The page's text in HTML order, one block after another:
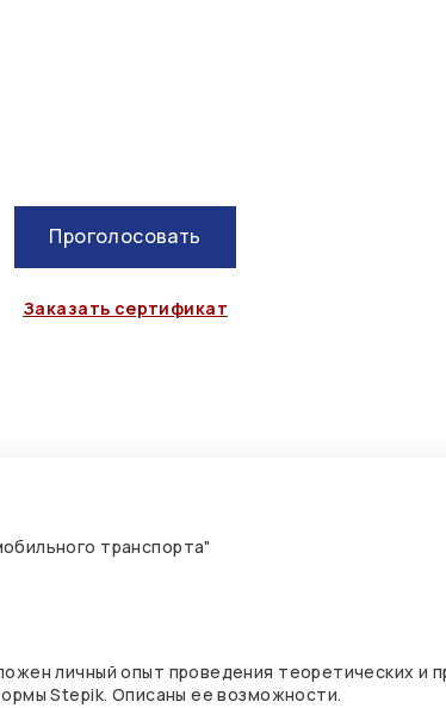
Проголосовать
Заказать сертификат
транспорта"
личный опыт проведения теоретических и
Stepik. Описаны ее возможности.